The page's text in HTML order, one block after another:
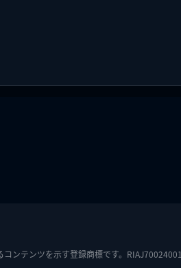
ンテンツを示す登録商標です。RIAJ70024001